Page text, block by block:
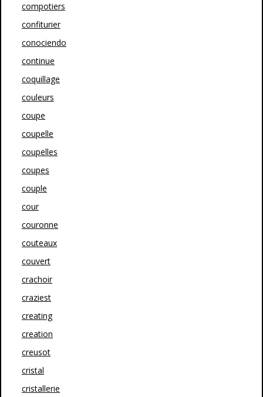
compotiers
confiturier
conociendo
continue
coquillage
couleurs
coupe
coupelle
coupelles
coupes
couple
cour
couronne
couteaux
couvert
crachoir
craziest
creating
creation
creusot
cristal
cristallerie